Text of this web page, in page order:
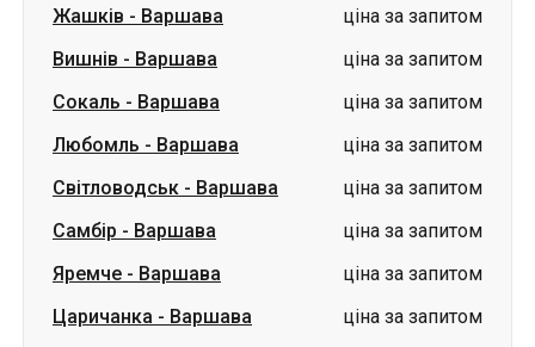
Жашків - Варшава
ціна за запитом
Вишнів - Варшава
ціна за запитом
Сокаль - Варшава
ціна за запитом
Любомль - Варшава
ціна за запитом
Світловодськ - Варшава
ціна за запитом
Самбір - Варшава
ціна за запитом
Яремче - Варшава
ціна за запитом
Царичанка - Варшава
ціна за запитом